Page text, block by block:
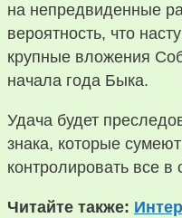
на непредвиденные
вероятность, что
крупные вложения
начала года Быка.
Удача будет
знака, которые
контролировать все в
Читайте также: